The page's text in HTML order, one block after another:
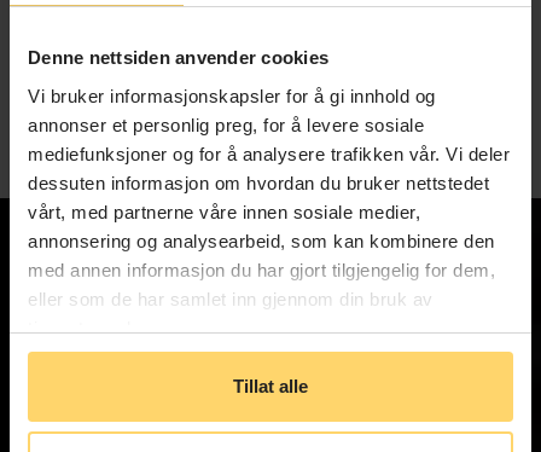
Denne nettsiden anvender cookies
Vi bruker informasjonskapsler for å gi innhold og
annonser et personlig preg, for å levere sosiale
mediefunksjoner og for å analysere trafikken vår. Vi deler
dessuten informasjon om hvordan du bruker nettstedet
vårt, med partnerne våre innen sosiale medier,
annonsering og analysearbeid, som kan kombinere den
med annen informasjon du har gjort tilgjengelig for dem,
eller som de har samlet inn gjennom din bruk av
tjenestene deres.
Tillat alle
Jeg ønsker å motta tilbud og informasjon fra Hotel No13.
Jeg har lest og akseptertterms & conditions
Hotel No 13 is the urban heart of Bergen,
close to all the sights and happenings.